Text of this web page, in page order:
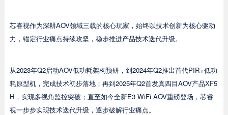
芯睿视作为深耕AOV领域三载的核心玩家，始终以技术创新为核心驱动
力，锚定行业痛点持续攻坚，稳步推进产品技术迭代升级。
从2023年Q2启动AOV低功耗架构预研，到2024年Q2推出首代PIR+低功
耗原型机，完成技术初步落地；再到2025年Q2首发真四目AOV产品XF5
H，实现多视角监控突破；直至如今全新E3 WiFi AOV重磅登场，芯睿
视一步步实现技术迭代升级，逐步破解行业痛点。